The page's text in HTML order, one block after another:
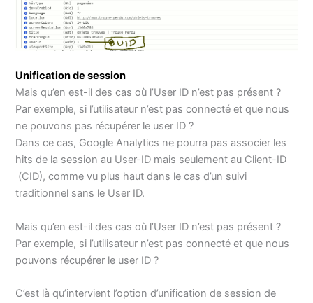
Unification de session
Mais qu’en est-il des cas où l’User ID n’est pas présent ?
Par exemple, si l’utilisateur n’est pas connecté et que nous
ne pouvons pas récupérer le user ID ?
Dans ce cas, Google Analytics ne pourra pas associer les
hits de la session au User-ID mais seulement au Client-ID
(CID), comme vu plus haut dans le cas d’un suivi
traditionnel sans le User ID.
Mais qu’en est-il des cas où l’User ID n’est pas présent ?
Par exemple, si l’utilisateur n’est pas connecté et que nous
pouvons récupérer le user ID ?
C’est là qu’intervient l’option d’unification de session de